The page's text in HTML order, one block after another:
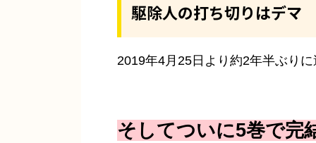
駆除人の打ち切りはデマ
2019年4月25日より約2年半ぶり
そしてついに5巻で完